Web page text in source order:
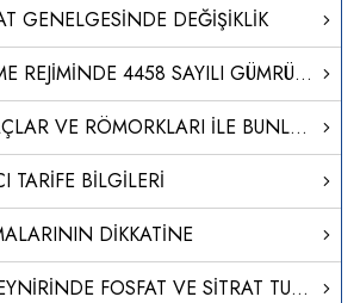
GENELGESİNDE DEĞİŞİKLİK
DAHİLDE İŞLEME REJİMİNDE 4458 SAYILI GÜMRÜK KANUNU`NUN 238. MADDESİNİN BİRİNCİ FIKRASININ TATBİKİ HK
MOTORLU ARAÇLAR VE RÖMORKLARI İLE BUNLAR İÇİN TASARLANAN AKSAM, SİSTEM VE AYRI TEKNİK ÜNİTELERİN GENEL GÜVENLİĞİ VE KORUNMASIZ KARAYOLU KULLANICILARININ VE YOLCULARIN KORUNMASI İLE İLGİLİ TİP ONAYI YÖNETMELİĞİ (AB/2019/2144)’NDE DEĞİŞİKLİK YAPILMASINA DAİ
TARİFE BİLGİLERİ
DİKKATİNE
TAZE KAŞAR PEYNİRİNDE FOSFAT VE SİTRAT TUZLARININ TESPİTİNE İLİŞKİN ANALİZ METODU GELİŞTİRİLDİ